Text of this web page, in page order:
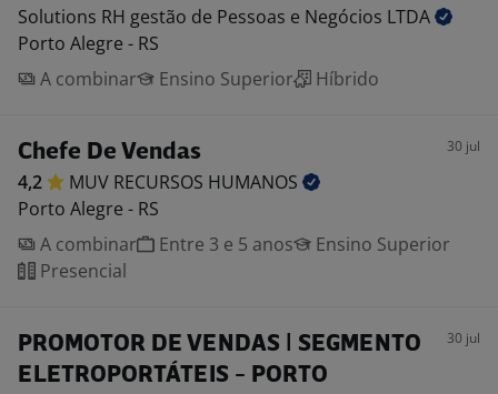
Solutions RH gestão de Pessoas e Negócios LTDA
Porto Alegre - RS
A combinar
Ensino Superior Híbrido
Chefe De Vendas 30 jul
4,2 MUV RECURSOS HUMANOS
Porto Alegre - RS
A combinar
Entre 3 e 5 anos
Ensino Superior
Presencial
PROMOTOR DE VENDAS | SEGMENTO
ELETROPORTÁTEIS - PORTO
30 jul